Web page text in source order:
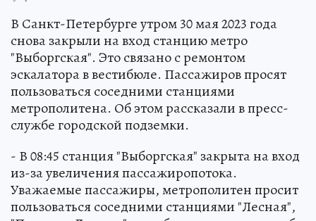
В Санкт-Петербурге утром 30 мая 2023 года
снова закрыли на вход станцию метро
"Выборгская". Это связано с ремонтом
эскалатора в вестибюле. Пассажиров просят
пользоваться соседними станциями
метрополитена. Об этом рассказали в пресс-
службе городской подземки.
- В 08:45 станция "Выборгская" закрыта на вход
из-за увеличения пассажиропотока.
Уважаемые пассажиры, метрополитен просит
пользоваться соседними станциями "Лесная",